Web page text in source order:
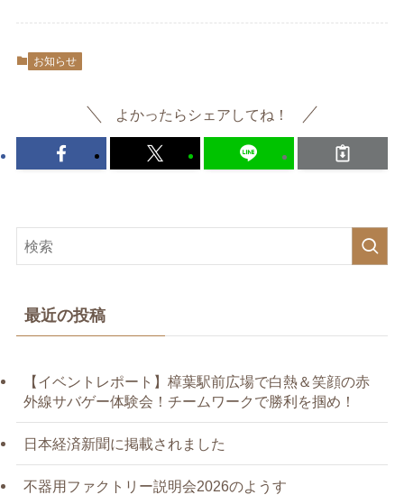
お知らせ
よかったらシェアしてね！
最近の投稿
【イベントレポート】樟葉駅前広場で白熱＆笑顔の赤
外線サバゲー体験会！チームワークで勝利を掴め！
日本経済新聞に掲載されました
不器用ファクトリー説明会2026のようす